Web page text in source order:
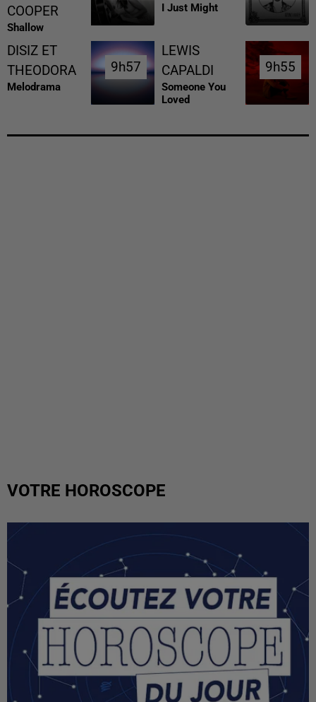
COOPER
Shallow
I Just Might
DISIZ ET
THEODORA
Melodrama
9h57
9h57
LEWIS
CAPALDI
Someone You
Loved
9h55
9h55
VOTRE HOROSCOPE